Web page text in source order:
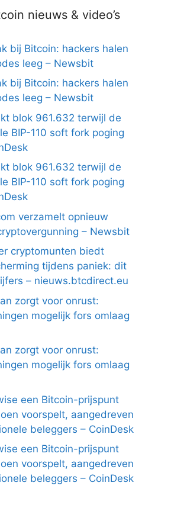
nieuws & video’s
bij Bitcoin: hackers halen
leeg – Newsbit
bij Bitcoin: hackers halen
leeg – Newsbit
blok 961.632 terwijl de
BIP-110 soft fork poging
blok 961.632 terwijl de
BIP-110 soft fork poging
verzamelt opnieuw
– Newsbit
cryptomunten biedt
tijdens paniek: dit
– nieuws.btcdirect.eu
zorgt voor onrust:
mogelijk fors omlaag
zorgt voor onrust:
mogelijk fors omlaag
een Bitcoin-prijspunt
voorspelt, aangedreven
beleggers – CoinDesk
een Bitcoin-prijspunt
voorspelt, aangedreven
beleggers – CoinDesk